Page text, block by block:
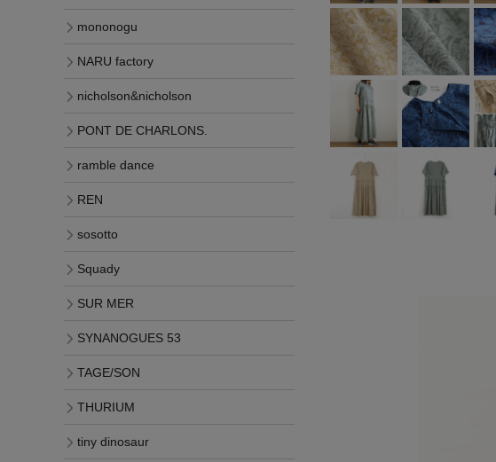
mononogu
NARU factory
nicholson&nicholson
PONT DE CHARLONS.
ramble dance
REN
sosotto
Squady
SUR MER
SYNANOGUES 53
TAGE/SON
THURIUM
tiny dinosaur